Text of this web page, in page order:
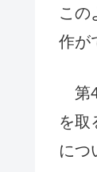
この
作が
第4
を取
につ